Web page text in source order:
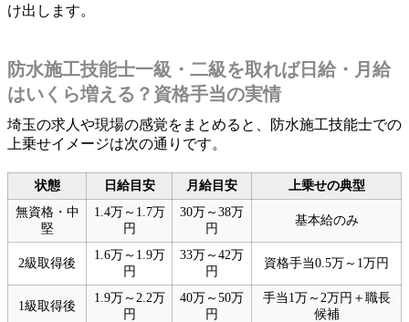
け出します。
防水施工技能士一級・二級を取れば日給・月給
はいくら増える？資格手当の実情
埼玉の求人や現場の感覚をまとめると、防水施工技能士での
上乗せイメージは次の通りです。
状態 日給目安 月給目安
上乗せの典型
無資格・中
堅
1.4万～1.7万
円
30万～38万
円
基本給のみ
2級取得後
1.6万～1.9万
円
33万～42万
円
資格手当0.5万～1万円
1級取得後
1.9万～2.2万
円
40万～50万
円
手当1万～2万円＋職長
候補